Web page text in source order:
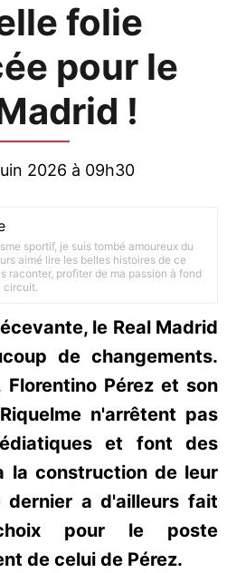
folie
pour le
!
2026 à 09h30
sportif, je suis tombé amoureux du
aimé lire les belles histoires de ce
raconter, profiter de ma passion à fond
circuit.
le Real Madrid
de changements.
Florentino Pérez et son
n'arrêtent pas
et font des
la construction de leur
dernier a d'ailleurs fait
pour le poste
de celui de Pérez.